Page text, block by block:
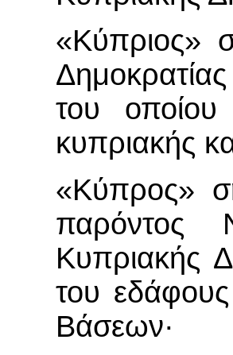
«Κύπριος»
του
κυπριακής
«Κύπρος»
παρόντος
Κυπριακής
του
Βάσεων·